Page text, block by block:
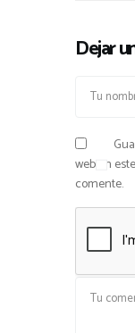
Dejar
web en
comente.